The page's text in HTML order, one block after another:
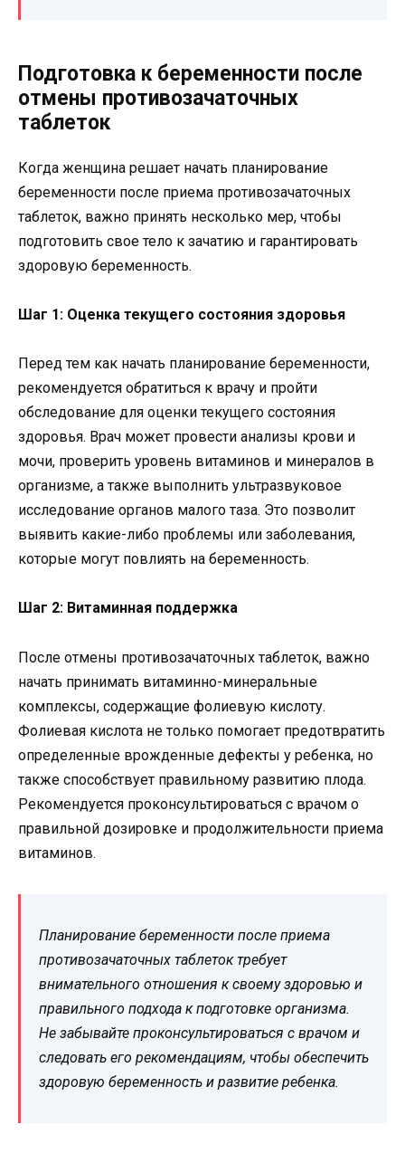
Подготовка к беременности после
отмены противозачаточных
таблеток
Когда женщина решает начать планирование
беременности после приема противозачаточных
таблеток, важно принять несколько мер, чтобы
подготовить свое тело к зачатию и гарантировать
здоровую беременность.
Шаг 1: Оценка текущего состояния здоровья
Перед тем как начать планирование беременности,
рекомендуется обратиться к врачу и пройти
обследование для оценки текущего состояния
здоровья. Врач может провести анализы крови и
мочи, проверить уровень витаминов и минералов в
организме, а также выполнить ультразвуковое
исследование органов малого таза. Это позволит
выявить какие-либо проблемы или заболевания,
которые могут повлиять на беременность.
Шаг 2: Витаминная поддержка
После отмены противозачаточных таблеток, важно
начать принимать витаминно-минеральные
комплексы, содержащие фолиевую кислоту.
Фолиевая кислота не только помогает предотвратить
определенные врожденные дефекты у ребенка, но
также способствует правильному развитию плода.
Рекомендуется проконсультироваться с врачом о
правильной дозировке и продолжительности приема
витаминов.
Планирование беременности после приема
противозачаточных таблеток требует
внимательного отношения к своему здоровью и
правильного подхода к подготовке организма.
Не забывайте проконсультироваться с врачом и
следовать его рекомендациям, чтобы обеспечить
здоровую беременность и развитие ребенка.